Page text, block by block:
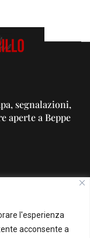
l'esperienza
acconsente a
segnalazioni,
aperte a Beppe
PUBBLICITA'
su questo Blog: